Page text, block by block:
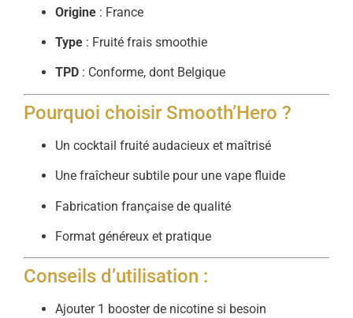
Origine : France
Type : Fruité frais smoothie
TPD : Conforme, dont Belgique
Pourquoi choisir Smooth’Hero ?
Un cocktail fruité audacieux et maîtrisé
Une fraîcheur subtile pour une vape fluide
Fabrication française de qualité
Format généreux et pratique
Conseils d’utilisation :
Ajouter 1 booster de nicotine si besoin